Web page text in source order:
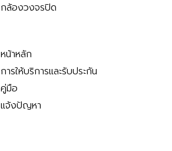
กล้องวงจรปิด
หน้าหลัก
การให้บริการและรับประกัน
คู่มือ
แจ้งปัญหา